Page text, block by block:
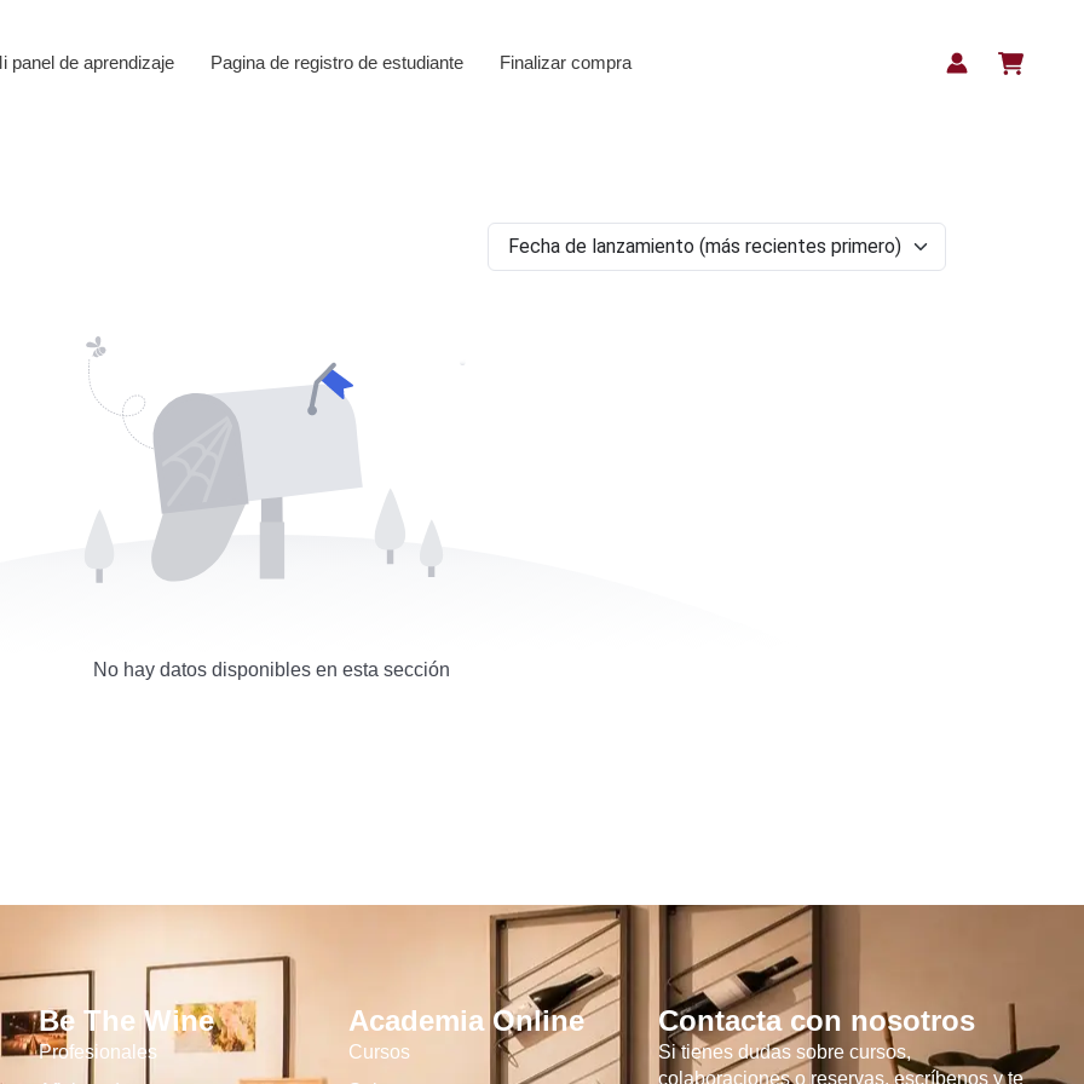
panel de aprendizaje Pagina de registro de estudiante Finalizar compra
No hay datos disponibles en esta sección
Be The Wine
Profesionales
Academia Online
Cursos
Contacta con nosotros
Si tienes dudas sobre cursos,
colaboraciones o reservas, escríbenos y te